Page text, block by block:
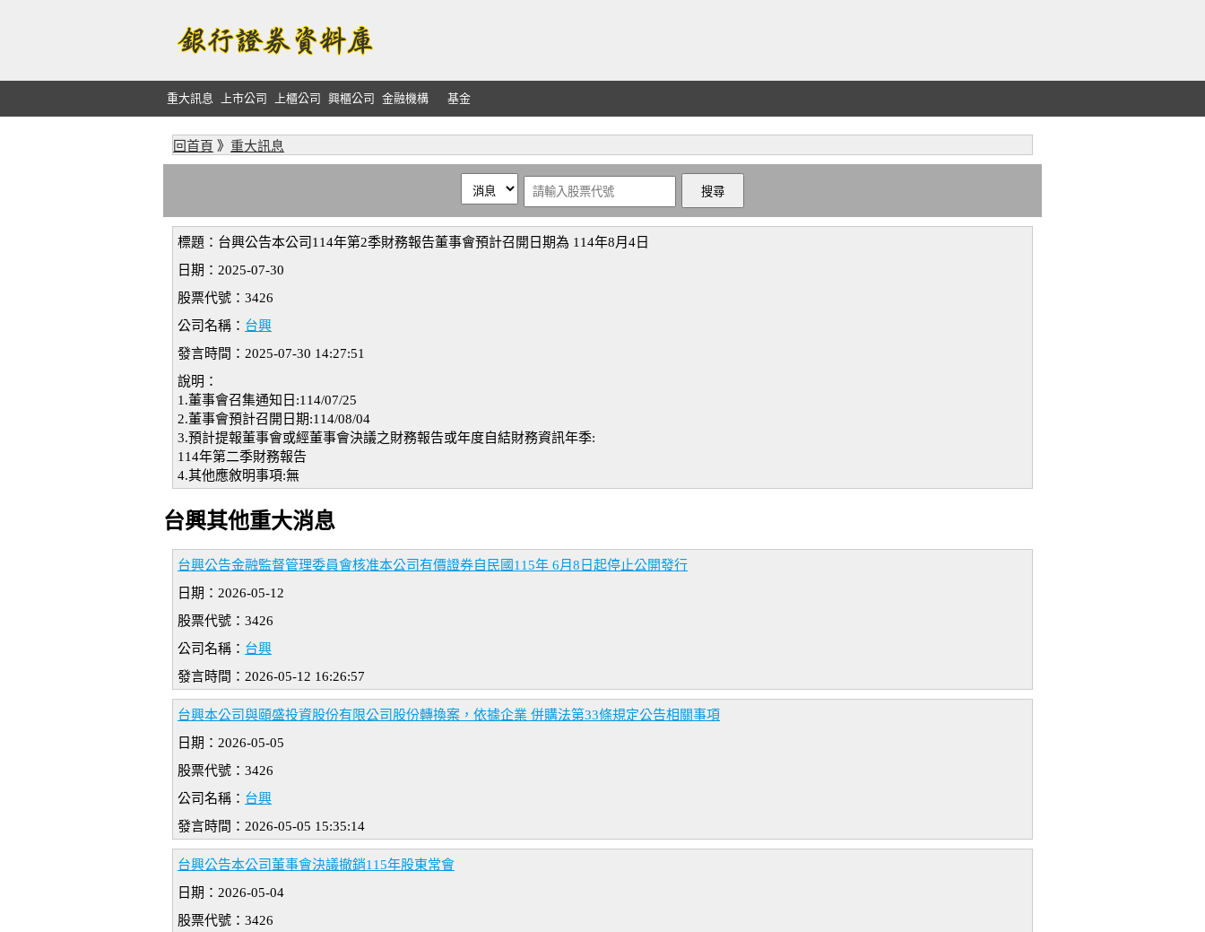
重大訊息 上市公司 上櫃公司 興櫃公司 金融機構 基金
回首頁 》 重大訊息
標題：台興公告本公司114年第2季財務報告董事會預計召開日期為 114年8月4日
日期：2025-07-30
股票代號：3426
公司名稱： 台興
發言時間：2025-07-30 14:27:51
說明：
1.董事會召集通知日:114/07/25
2.董事會預計召開日期:114/08/04
3.預計提報董事會或經董事會決議之財務報告或年度自結財務資訊年季:
114年第二季財務報告
4.其他應敘明事項:無
台興其他重大消息
台興公告金融監督管理委員會核准本公司有價證券自民國115年 6月8日起停止公開發行
日期：2026-05-12
股票代號：3426
公司名稱： 台興
發言時間：2026-05-12 16:26:57
台興本公司與頤盛投資股份有限公司股份轉換案，依據企業 併購法第33條規定公告相關事項
日期：2026-05-05
股票代號：3426
公司名稱： 台興
發言時間：2026-05-05 15:35:14
台興公告本公司董事會決議撤銷115年股東常會
日期：2026-05-04
股票代號：3426